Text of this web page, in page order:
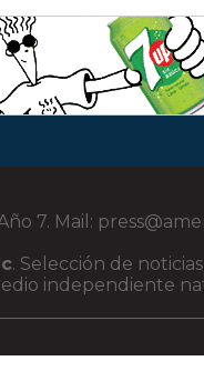
7. Mail:
. Selección de
independiente